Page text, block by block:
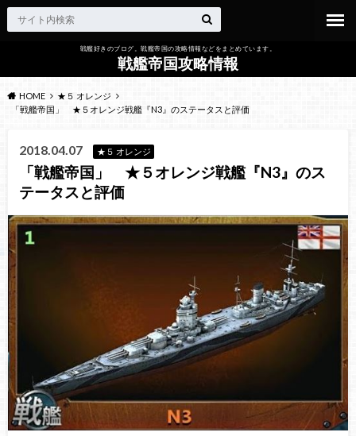
戦艦好きのブログ。戦艦帝国の攻略情報などをまとめています。
戦艦帝国攻略情報
HOME
★５ オレンジ
「戦艦帝国」 ★５オレンジ戦艦『N3』のステータスと評価
2018.04.07 ★５ オレンジ
「戦艦帝国」 ★５オレンジ戦艦『N3』のス
テータスと評価